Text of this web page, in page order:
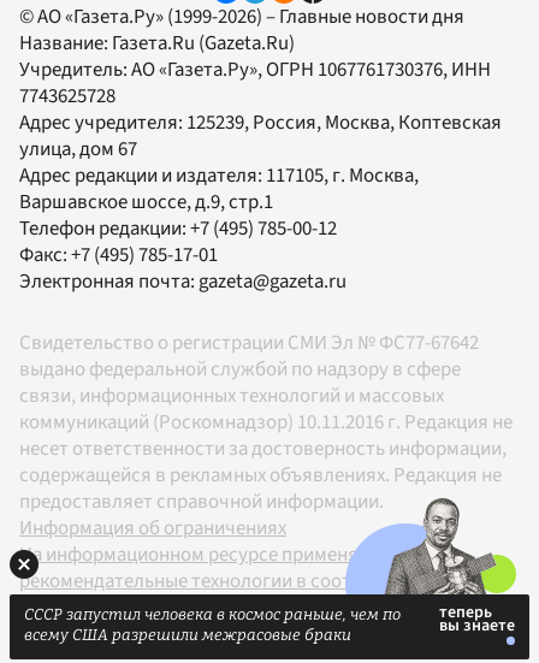
© АО «Газета.Ру» (1999-2026) – Главные новости дня
Название: Газета.Ru (Gazeta.Ru)
Учредитель:АО «Газета.Ру», ОГРН 1067761730376, ИНН
7743625728
Адрес учредителя: 125239, Россия, Москва, Коптевская
улица, дом 67
Адрес редакции и издателя: 117105, г. Москва,
Варшавское шоссе, д.9, стр.1
Телефон редакции:+7 (495) 785-00-12
Факс:+7 (495) 785-17-01
Электронная почта: gazeta@gazeta.ru
Свидетельство о регистрации СМИ Эл № ФС77-67642
выдано федеральной службой по надзору в сфере
связи, информационных технологий и массовых
коммуникаций (Роскомнадзор) 10.11.2016 г. Редакция не
несет ответственности за достоверность информации,
содержащейся в рекламных объявлениях. Редакция не
предоставляет справочной информации.
Информация об ограничениях
На информационном ресурсе применяются
рекомендательные технологии в соответствии с
Правилами
18+
СССР запустил человека в космос раньше, чем по
всему США разрешили межрасовые браки